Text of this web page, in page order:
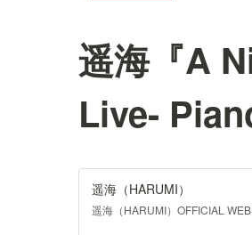
遥海『A
Live-
遥海（HARUMI）
遥海（HARUMI）OFFICIAL